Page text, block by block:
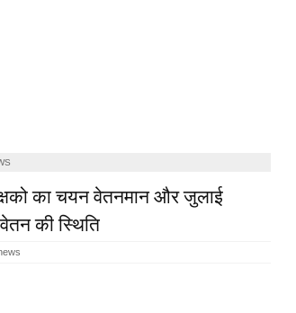
का चयन वेतनमान और जुलाई
की स्थिति